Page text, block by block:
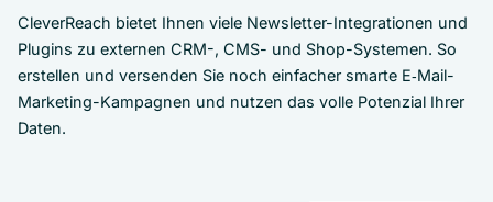
CleverReach bietet Ihnen viele Newsletter-Integrationen und
Plugins zu externen CRM-, CMS- und Shop-Systemen. So
erstellen und versenden Sie noch einfacher smarte E‑Mail-
Marketing-Kampagnen und nutzen das volle Potenzial Ihrer
Daten.